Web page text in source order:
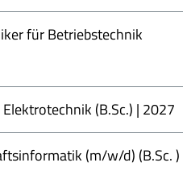
für Betriebstechnik
(B.Sc.) | 2027
(m/w/d) (B.Sc. )